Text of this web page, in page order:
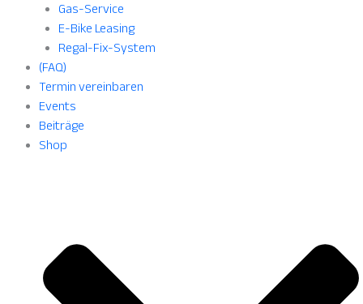
Gas-Service
E-Bike Leasing
Regal-Fix-System
(FAQ)
Termin vereinbaren
Events
Beiträge
Shop